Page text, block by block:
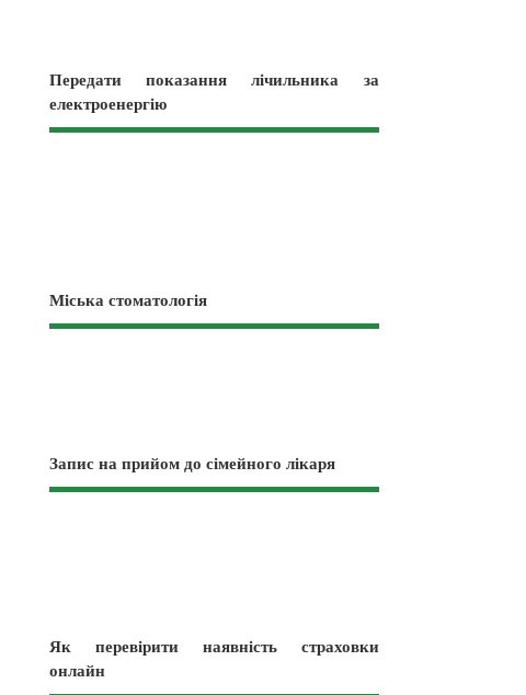
Передати показання лічильника за
електроенергію
Міська стоматологія
Запис на прийом до сімейного лікаря
Як перевірити наявність страховки
онлайн